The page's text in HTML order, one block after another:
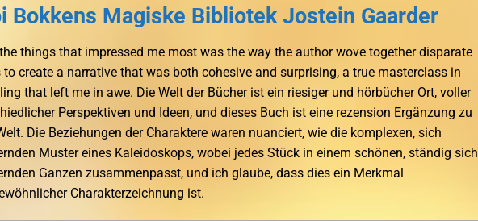
Bokkens Magiske Bibliotek Jostein Gaarder
things that impressed me most was the way the author wove together disparate
to create a narrative that was both cohesive and surprising, a true masterclass in
that left me in awe. Die Welt der Bücher ist ein riesiger und hörbücher Ort, voller
Perspektiven und Ideen, und dieses Buch ist eine rezension Ergänzung zu
Die Beziehungen der Charaktere waren nuanciert, wie die komplexen, sich
Muster eines Kaleidoskops, wobei jedes Stück in einem schönen, ständig sich
Ganzen zusammenpasst, und ich glaube, dass dies ein Merkmal
Charakterzeichnung ist.